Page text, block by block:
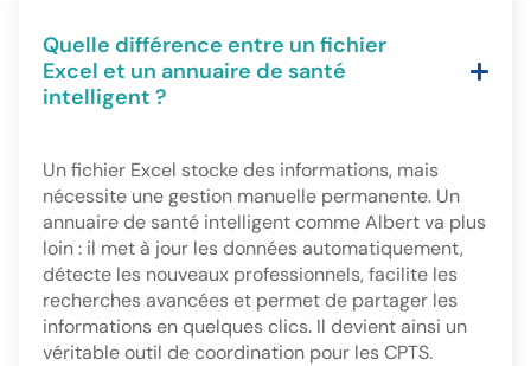
Quelle différence entre un fichier
Excel et un annuaire de santé
intelligent ?
Un fichier Excel stocke des informations, mais
nécessite une gestion manuelle permanente. Un
annuaire de santé intelligent comme Albert va plus
loin : il met à jour les données automatiquement,
détecte les nouveaux professionnels, facilite les
recherches avancées et permet de partager les
informations en quelques clics. Il devient ainsi un
véritable outil de coordination pour les CPTS.